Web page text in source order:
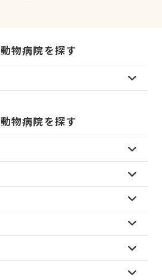
物病院を探す
物病院を探す